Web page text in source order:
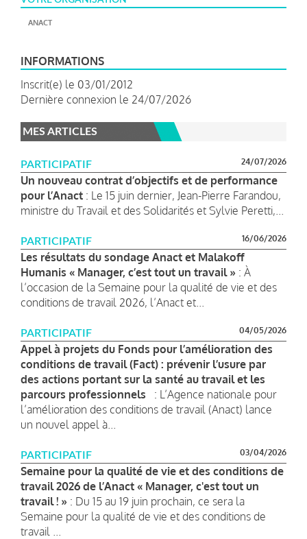
ANACT
INFORMATIONS
Inscrit(e) le 03/01/2012
Dernière connexion le 24/07/2026
MES ARTICLES
PARTICIPATIF 24/07/2026
Un nouveau contrat d’objectifs et de performance
pour l’Anact : Le 15 juin dernier, Jean-Pierre Farandou,
ministre du Travail et des Solidarités et Sylvie Peretti,...
PARTICIPATIF 16/06/2026
Les résultats du sondage Anact et Malakoff
Humanis « Manager, c’est tout un travail » : À
l’occasion de la Semaine pour la qualité de vie et des
conditions de travail 2026, l’Anact et...
PARTICIPATIF 04/05/2026
Appel à projets du Fonds pour l’amélioration des
conditions de travail (Fact) : prévenir l’usure par
des actions portant sur la santé au travail et les
parcours professionnels
: L’Agence nationale pour
l’amélioration des conditions de travail (Anact) lance
un nouvel appel à...
PARTICIPATIF 03/04/2026
Semaine pour la qualité de vie et des conditions de
travail 2026 de l’Anact « Manager, c'est tout un
travail ! » : Du 15 au 19 juin prochain, ce sera la
Semaine pour la qualité de vie et des conditions de
travail ...